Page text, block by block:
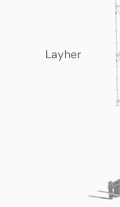
Layher